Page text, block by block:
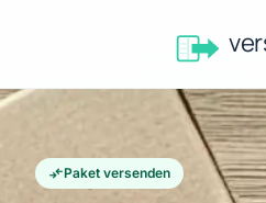
compare_arrowsPaket versenden